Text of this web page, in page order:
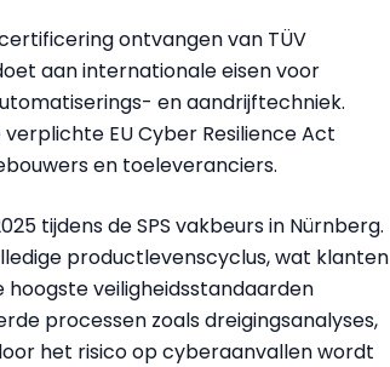
ontvangen van TÜV
aan internationale eisen voor
en aandrijftechniek.
EU Cyber Resilience Act
en toeleveranciers.
tijdens de SPS vakbeurs in Nürnberg.
productlevenscyclus, wat klanten
veiligheidsstandaarden
processen zoals dreigingsanalyses,
het risico op cyberaanvallen wordt